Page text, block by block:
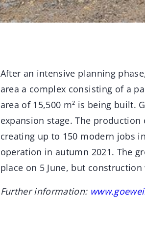
After an intensive planning
area a complex consisting of a
area of 15,500 m² is being
expansion stage. The
creating up to 150 modern jobs
operation in autumn 2021. The
place on 5 June, but
Further information: